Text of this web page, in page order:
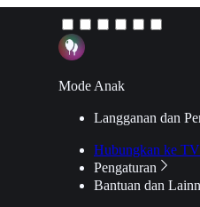
Mode Anak
Langganan dan
Hubungkan ke TV
Pengaturan
Bantuan dan